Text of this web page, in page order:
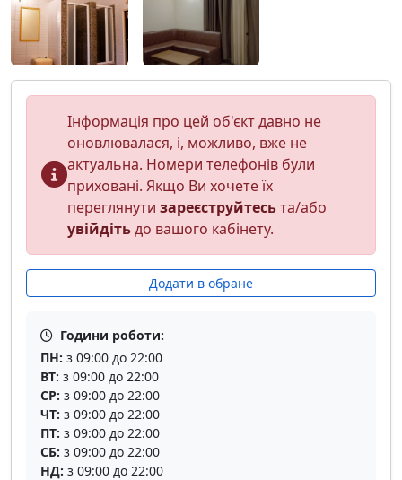
Інформація про цей об'єкт давно не
оновлювалася, і, можливо, вже не
актуальна. Номери телефонів були
приховані. Якщо Ви хочете їх
переглянути зареєструйтесьта/або
увійдітьдо вашого кабінету.
Додати в обране
Години роботи:
ПН: з 09:00 до 22:00
ВТ: з 09:00 до 22:00
СР: з 09:00 до 22:00
ЧТ: з 09:00 до 22:00
ПТ: з 09:00 до 22:00
СБ: з 09:00 до 22:00
НД: з 09:00 до 22:00